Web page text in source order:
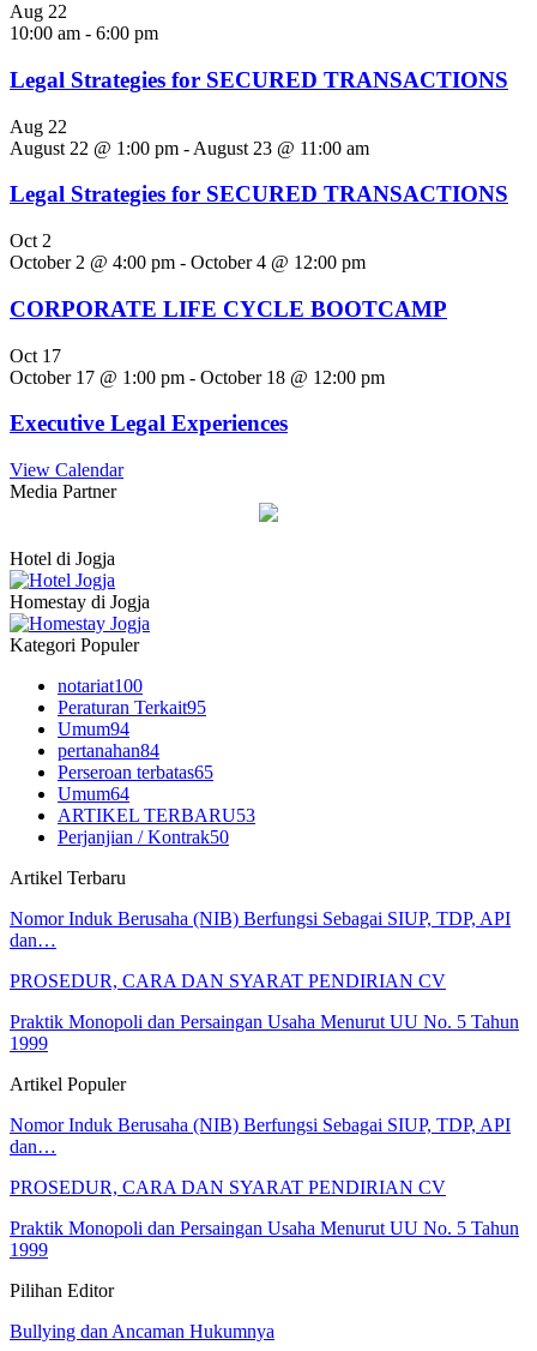
Aug 22
10:00 am - 6:00 pm
Legal Strategies for SECURED TRANSACTIONS
Aug 22
August 22 @ 1:00 pm - August 23 @ 11:00 am
Legal Strategies for SECURED TRANSACTIONS
Oct 2
October 2 @ 4:00 pm - October 4 @ 12:00 pm
CORPORATE LIFE CYCLE BOOTCAMP
Oct 17
October 17 @ 1:00 pm - October 18 @ 12:00 pm
Executive Legal Experiences
View Calendar
Media Partner
Hotel di Jogja
Homestay di Jogja
Kategori Populer
notariat100
Peraturan Terkait95
Umum94
pertanahan84
Perseroan terbatas65
Umum64
ARTIKEL TERBARU53
Perjanjian / Kontrak50
Artikel Terbaru
Nomor Induk Berusaha (NIB) Berfungsi Sebagai SIUP, TDP, API
dan…
PROSEDUR, CARA DAN SYARAT PENDIRIAN CV
Praktik Monopoli dan Persaingan Usaha Menurut UU No. 5 Tahun
1999
Artikel Populer
Nomor Induk Berusaha (NIB) Berfungsi Sebagai SIUP, TDP, API
dan…
PROSEDUR, CARA DAN SYARAT PENDIRIAN CV
Praktik Monopoli dan Persaingan Usaha Menurut UU No. 5 Tahun
1999
Pilihan Editor
Bullying dan Ancaman Hukumnya